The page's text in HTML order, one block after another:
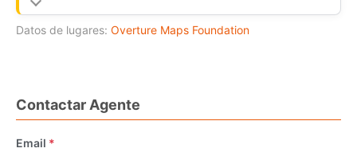
Datos de lugares: Overture Maps Foundation
Contactar Agente
Email *